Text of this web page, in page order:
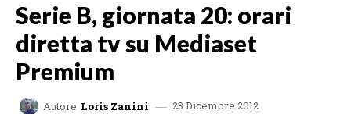
Serie B, giornata 20: orari
diretta tv su Mediaset
Premium
Autore Loris Zanini 23 Dicembre 2012